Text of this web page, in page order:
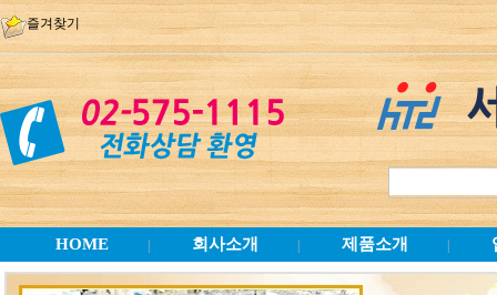
즐겨찾기
HOME 회사소개 제품소개